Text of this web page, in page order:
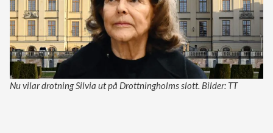
Nu vilar drotning Silvia ut på Drottningholms slott. Bilder: TT